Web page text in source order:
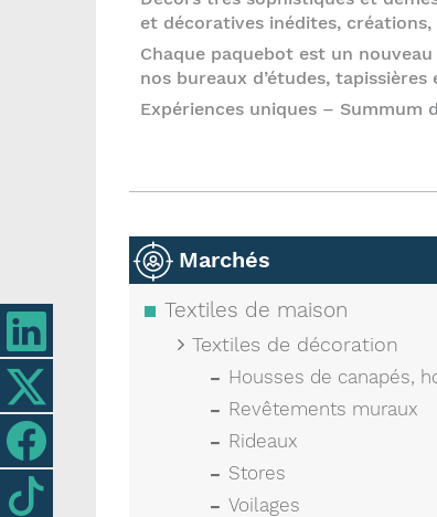
et décoratives inédites,
Chaque paquebot est un
nos bureaux d’études,
Expériences uniques – Summum
Marchés
Textiles de maison
Textiles de décoration
Housses de canapés,
Revêtements muraux
Rideaux
Stores
Voilages